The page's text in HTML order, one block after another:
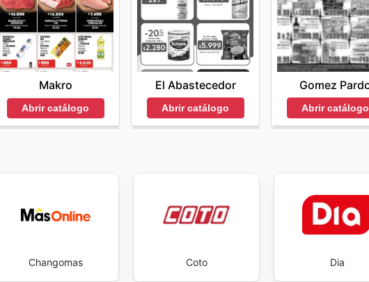
Makro
Abrir catálogo
El Abastecedor
Abrir catálogo
Gomez
Abrir catálogo
Changomas Coto Dia